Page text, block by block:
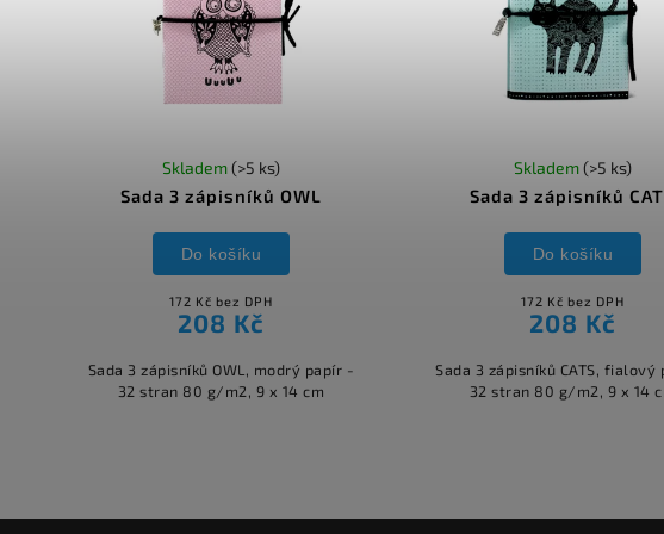
Sada 3 zápisníků OWL
Skladem(>5 ks)
172 Kč bez DPH
208 Kč
Do košíku
Sada 3 zápisníků OWL, modrý papír -
32 stran 80 g/m2, 9 x 14 cm
Sada 3 zápisníků
Skladem(>5 ks)
172 Kč bez DPH
208 Kč
Do košíku
Sada 3 zápisníků CATS, fialový
32 stran 80 g/m2, 9 x 14